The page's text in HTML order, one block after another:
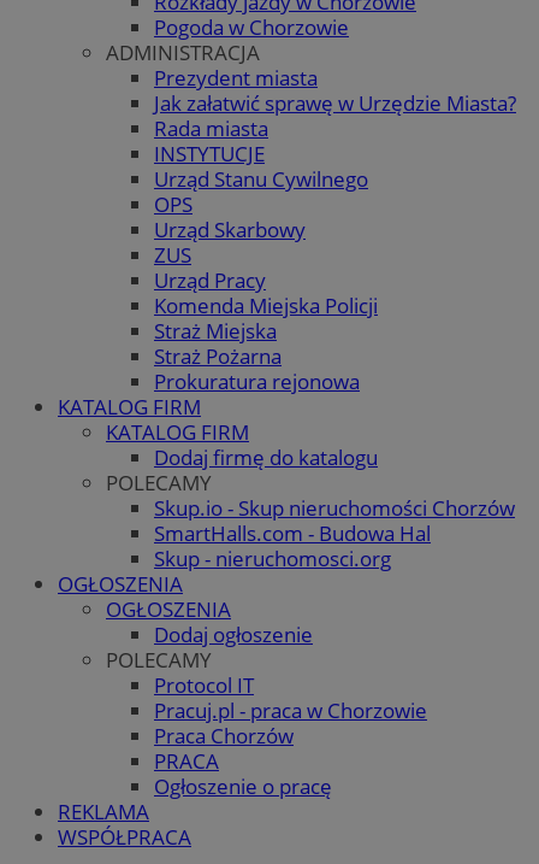
Pogoda w Chorzowie
ADMINISTRACJA
Prezydent miasta
Jak załatwić sprawę w Urzędzie Miasta?
Rada miasta
INSTYTUCJE
Urząd Stanu Cywilnego
OPS
Urząd Skarbowy
ZUS
Urząd Pracy
Komenda Miejska Policji
Straż Miejska
Straż Pożarna
Prokuratura rejonowa
KATALOG FIRM
KATALOG FIRM
Dodaj firmę do katalogu
POLECAMY
Skup.io - Skup nieruchomości Chorzów
SmartHalls.com - Budowa Hal
Skup - nieruchomosci.org
OGŁOSZENIA
OGŁOSZENIA
Dodaj ogłoszenie
POLECAMY
Protocol IT
Pracuj.pl - praca w Chorzowie
Praca Chorzów
PRACA
Ogłoszenie o pracę
REKLAMA
WSPÓŁPRACA